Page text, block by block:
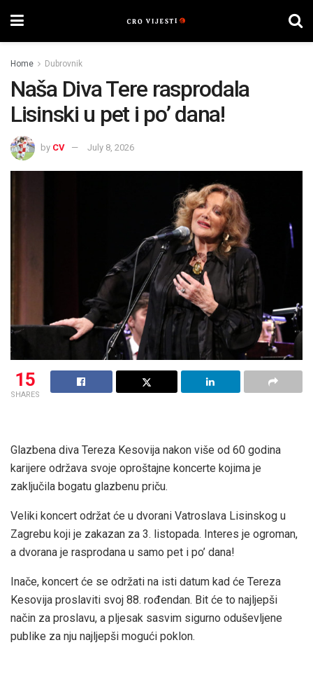
Home Dubrovnik
Naša Diva Tere rasprodala
Lisinski u pet i po’ dana!
by CV July 8, 2026
15
SHARES
Glazbena diva Tereza Kesovija nakon više od 60 godina
karijere održava svoje oproštajne koncerte kojima je
zaključila bogatu glazbenu priču.
Veliki koncert održat će u dvorani Vatroslava Lisinskog u
Zagrebu koji je zakazan za 3. listopada. Interes je ogroman,
a dvorana je rasprodana u samo pet i po’ dana!
Inače, koncert će se održati na isti datum kad će Tereza
Kesovija proslaviti svoj 88. rođendan. Bit će to najljepši
način za proslavu, a pljesak sasvim sigurno oduševljene
publike za nju najljepši mogući poklon.